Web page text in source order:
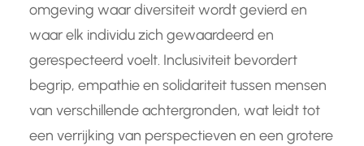
omgeving waar diversiteit wordt gevierd en
waar elk individu zich gewaardeerd en
gerespecteerd voelt. Inclusiviteit bevordert
begrip, empathie en solidariteit tussen mensen
van verschillende achtergronden, wat leidt tot
een verrijking van perspectieven en een grotere